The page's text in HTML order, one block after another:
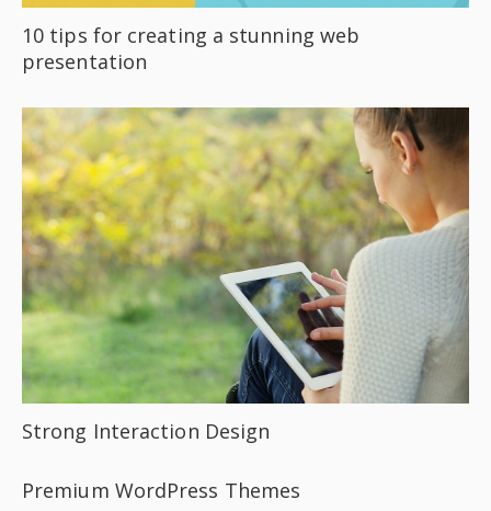
10 tips for creating a stunning web
presentation
Strong Interaction Design
Premium WordPress Themes